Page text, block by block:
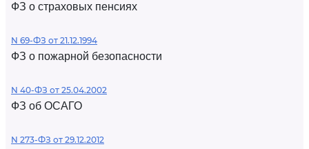
ФЗ о страховых пенсиях
N 69-ФЗ от 21.12.1994
ФЗ о пожарной безопасности
N 40-ФЗ от 25.04.2002
ФЗ об ОСАГО
N 273-ФЗ от 29.12.2012